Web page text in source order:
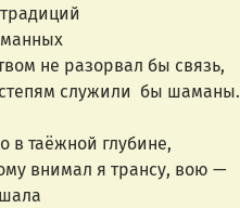
не разорвал бы связь,
служили  бы шаманы.
в таёжной глубине,
внимал я трансу, вою —